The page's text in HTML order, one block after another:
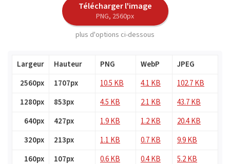
Télécharger l'image
PNG, 2560px
plus d'options ci-dessous
Largeur Hauteur PNG WebP
JPEG
2560px
1707px 10.5 KB 4.1 KB
102.7 KB
1280px
853px 4.5 KB 2.1 KB
43.7 KB
640px
427px 1.9 KB 1.2 KB
20.4 KB
320px
213px 1.1 KB 0.7 KB
9.9 KB
160px
107px 0.6 KB 0.4 KB
5.2 KB